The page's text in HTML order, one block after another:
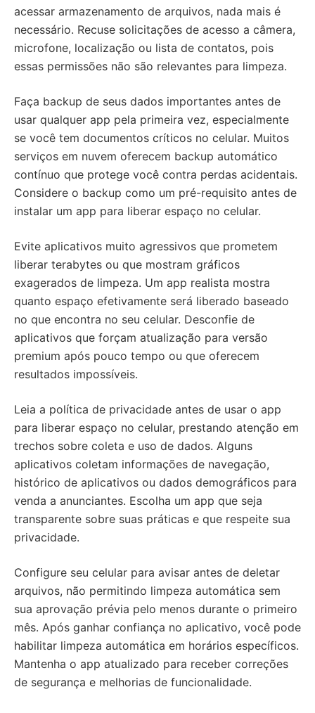
acessar armazenamento de arquivos, nada mais é
necessário. Recuse solicitações de acesso a câmera,
microfone, localização ou lista de contatos, pois
essas permissões não são relevantes para limpeza.
Faça backup de seus dados importantes antes de
usar qualquer app pela primeira vez, especialmente
se você tem documentos críticos no celular. Muitos
serviços em nuvem oferecem backup automático
contínuo que protege você contra perdas acidentais.
Considere o backup como um pré-requisito antes de
instalar um app para liberar espaço no celular.
Evite aplicativos muito agressivos que prometem
liberar terabytes ou que mostram gráficos
exagerados de limpeza. Um app realista mostra
quanto espaço efetivamente será liberado baseado
no que encontra no seu celular. Desconfie de
aplicativos que forçam atualização para versão
premium após pouco tempo ou que oferecem
resultados impossíveis.
Leia a política de privacidade antes de usar o app
para liberar espaço no celular, prestando atenção em
trechos sobre coleta e uso de dados. Alguns
aplicativos coletam informações de navegação,
histórico de aplicativos ou dados demográficos para
venda a anunciantes. Escolha um app que seja
transparente sobre suas práticas e que respeite sua
privacidade.
Configure seu celular para avisar antes de deletar
arquivos, não permitindo limpeza automática sem
sua aprovação prévia pelo menos durante o primeiro
mês. Após ganhar confiança no aplicativo, você pode
habilitar limpeza automática em horários específicos.
Mantenha o app atualizado para receber correções
de segurança e melhorias de funcionalidade.